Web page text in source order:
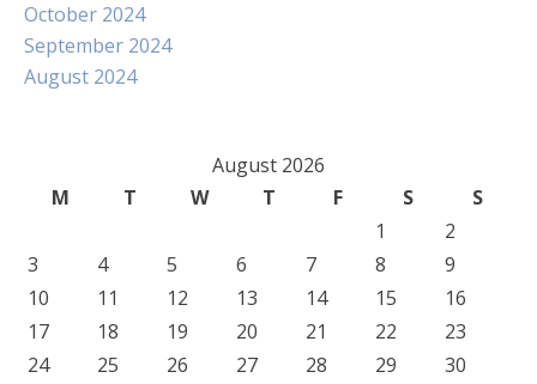
October 2024
September 2024
August 2024
August 2026
M
T W T F S
S
1
2
3
4 5 6 7 8
9
10
11 12 13 14 15
16
17
18 19 20 21 22
23
24
25 26 27 28 29
30